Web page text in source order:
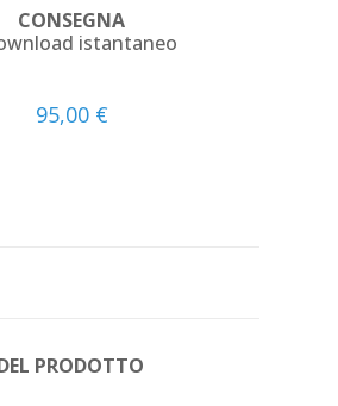
CONSEGNA
istantaneo
95,00 €
PRODOTTO